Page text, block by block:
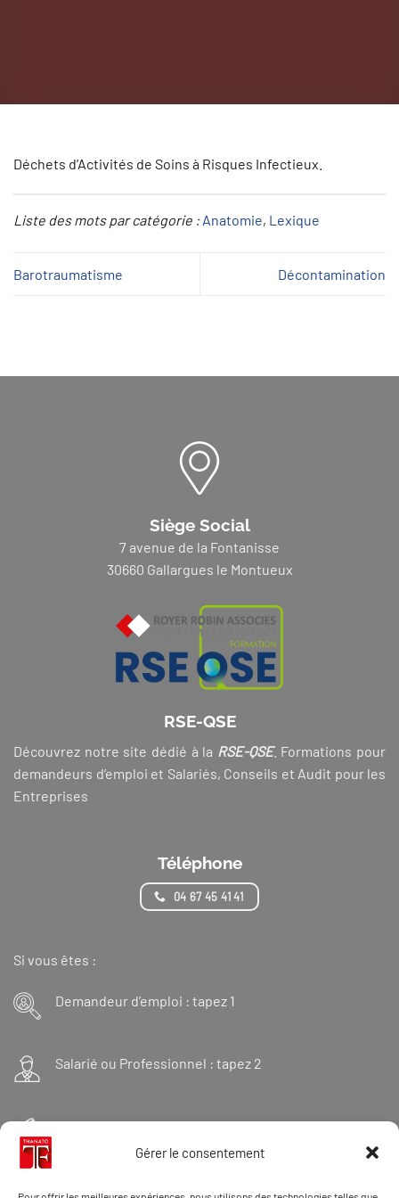
Gérer le consentement
Déchets d’Activités de Soins à Risques Infectieux.
Liste des mots par catégorie : Anatomie, Lexique
Barotraumatisme Décontamination
Siège Social
7 avenue de la Fontanisse
30660 Gallargues le Montueux
RSE-QSE
Découvrez notre site dédié à la RSE-QSE. Formations pour
demandeurs d’emploi et Salariés, Conseils et Audit pour les
Entreprises
Téléphone
04 67 45 41 41
Si vous êtes :
Demandeur d’emploi : tapez 1
Salarié ou Professionnel : tapez 2
Financeur : tapez 3
Et « 98 » pour une formation Thanatopraxie